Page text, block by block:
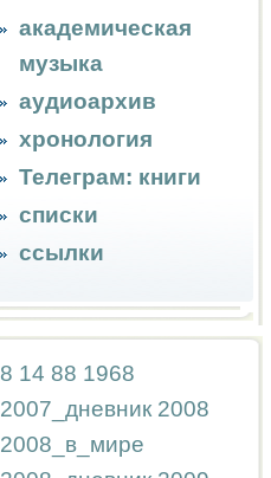
академическая
музыка
аудиоархив
хронология
Телеграм: книги
списки
ссылки
8 14 88 1968
2007_дневник 2008
2008_в_мире